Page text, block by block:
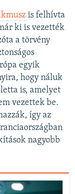
is felhívta
ki is vezették
a törvény
egyik
hogy náluk
is, amelyet
vezettek be.
így az
nagyobb